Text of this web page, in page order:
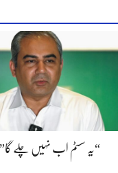
“یہ سسٹم اب نہیں چلے گا”